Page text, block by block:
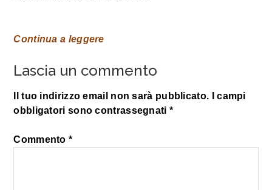
Continua a leggere
Lascia un commento
Il tuo indirizzo email non sarà pubblicato.
I campi
obbligatori sono contrassegnati *
Commento*